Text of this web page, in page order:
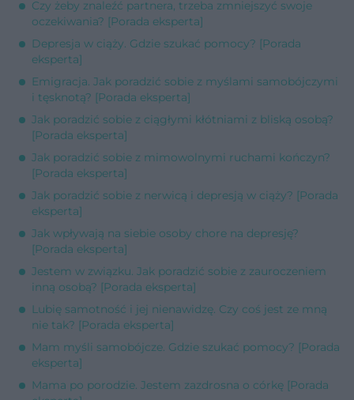
Czy żeby znaleźć partnera, trzeba zmniejszyć swoje
oczekiwania? [Porada eksperta]
Depresja w ciąży. Gdzie szukać pomocy? [Porada
eksperta]
Emigracja. Jak poradzić sobie z myślami samobójczymi
i tęsknotą? [Porada eksperta]
Jak poradzić sobie z ciągłymi kłótniami z bliską osobą?
[Porada eksperta]
Jak poradzić sobie z mimowolnymi ruchami kończyn?
[Porada eksperta]
Jak poradzić sobie z nerwicą i depresją w ciąży? [Porada
eksperta]
Jak wpływają na siebie osoby chore na depresję?
[Porada eksperta]
Jestem w związku. Jak poradzić sobie z zauroczeniem
inną osobą? [Porada eksperta]
Lubię samotność i jej nienawidzę. Czy coś jest ze mną
nie tak? [Porada eksperta]
Mam myśli samobójcze. Gdzie szukać pomocy? [Porada
eksperta]
Mama po porodzie. Jestem zazdrosna o córkę [Porada